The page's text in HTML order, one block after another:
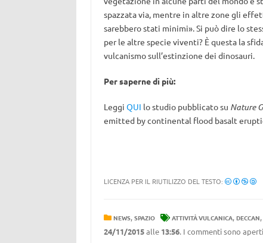
spazzata via, mentre in altre zone gli
sarebbero stati minimi». Si può dire lo
per le altre specie viventi? È questa la
vulcanismo sull’estinzione dei dinosauri.
Per saperne di più:
Leggi QUI lo studio pubblicato su Nature
emitted by continental flood basalt
LICENZA PER IL RIUTILIZZO DEL TESTO:
NEWS, SPAZIO ATTIVITÀ VULCANICA, DECCAN,
24/11/2015alle 13:56. I commenti sono